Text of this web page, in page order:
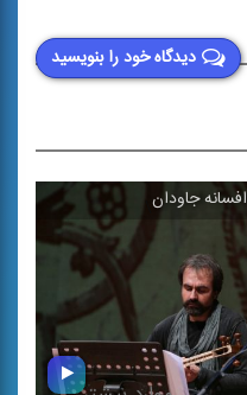
دیدگاه خود را بنویسید
افسانه جاودان